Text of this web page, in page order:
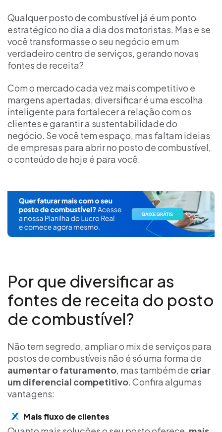
Qualquer posto de combustível já é um ponto
estratégico no dia a dia dos motoristas. Mas e se
você transformasse o seu negócio em um
verdadeiro centro de serviços, gerando novas
fontes de receita?
Com o mercado cada vez mais competitivo e
margens apertadas, diversificar é uma escolha
inteligente para fortalecer a relação com os
clientes e garantir a sustentabilidade do
negócio. Se você tem espaço, mas faltam ideias
de empresas para abrir no posto de combustível,
o conteúdo de hoje é para você.
Por que diversificar as
fontes de receita do posto
de combustível?
Não tem segredo, ampliar o mix de serviços para
postos de combustíveis não é só uma forma de
aumentar o faturamento, mas também de criar
um diferencial competitivo. Confira algumas
vantagens:
Mais fluxo de clientes